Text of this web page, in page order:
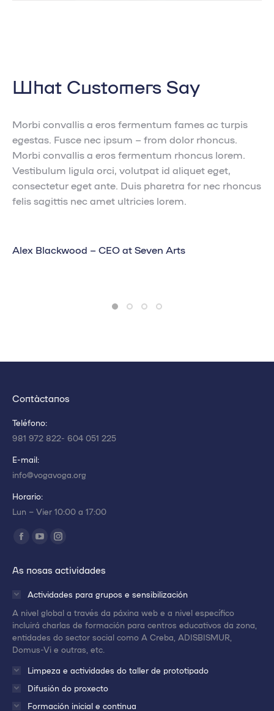
What Customers Say
Morbi convallis a eros fermentum fames ac turpis
egestas. Fusce nec ipsum – from dolor rhoncus.
Morbi convallis a eros fermentum rhoncus lorem.
Vestibulum ligula orci, volutpat id aliquet eget,
consectetur eget ante. Duis pharetra for nec rhoncus
felis sagittis nec amet ultricies lorem.
Alex Blackwood – CEO at Seven Arts
Contáctanos
Teléfono:
981 972 822- 604 051 225
E-mail:
info@vogavoga.org
Horario:
Lun – Vier 10:00 a 17:00
Encuéntranos en:
Abrir
en
una
ventana/pestaña
Abrir
en
una
ventana/pestaña
Abrir
en
una
ventana/pestaña
As nosas actividades
Actividades para grupos e sensibilización
A nivel global a través da páxina web e a nivel específico
incluirá charlas de formación para centros educativos da zona,
entidades do sector social como A Creba, ADISBISMUR,
Domus-Vi e outras, etc.
Limpeza e actividades do taller de prototipado
Difusión do proxecto
Formación inicial e continua